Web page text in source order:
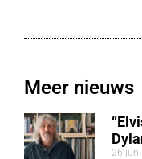
Meer nieuws
26